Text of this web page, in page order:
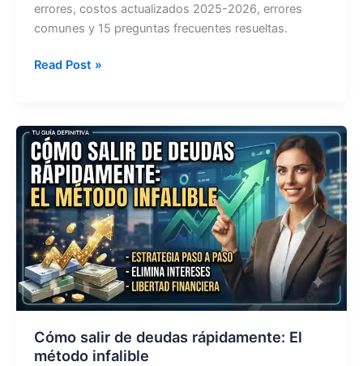
errores, costos actualizados 2025-2026, errores
comunes y 15 preguntas frecuentes resueltas.
Formulario
Guía
Completa
para
tu
Visa
Americana
Read Post »
Cómo salir de deudas rápidamente: El
método infalible